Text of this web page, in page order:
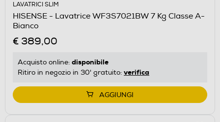
LAVATRICI SLIM
HISENSE - Lavatrice WF3S7021BW 7 Kg Classe A-
Bianco
€ 389,00
Acquisto online: disponibile
Ritiro in negozio in 30' gratuito: verifica
AGGIUNGI